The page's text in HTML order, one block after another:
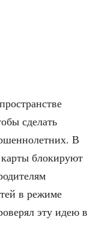
сделать
В
блокируют
в режиме
эту идею в